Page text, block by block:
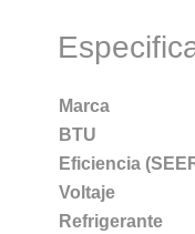
Marca
BTU
Eficiencia
Voltaje
Refrigerante